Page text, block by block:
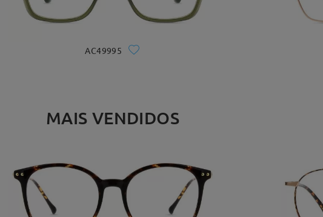
AC49995
MAIS VENDIDOS